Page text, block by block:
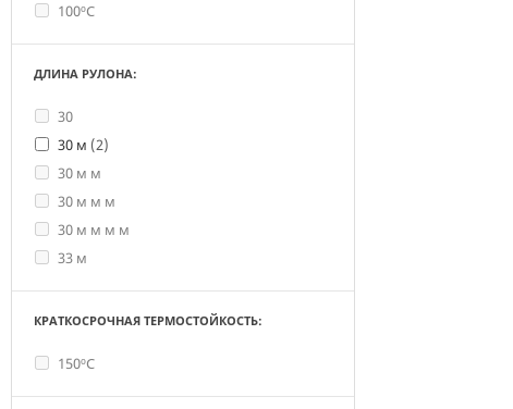
100ºС
ДЛИНА РУЛОНА:
30
30 м (2)
30 м м
30 м м м
30 м м м м
33 м
КРАТКОСРОЧНАЯ ТЕРМОСТОЙКОСТЬ:
150ºС